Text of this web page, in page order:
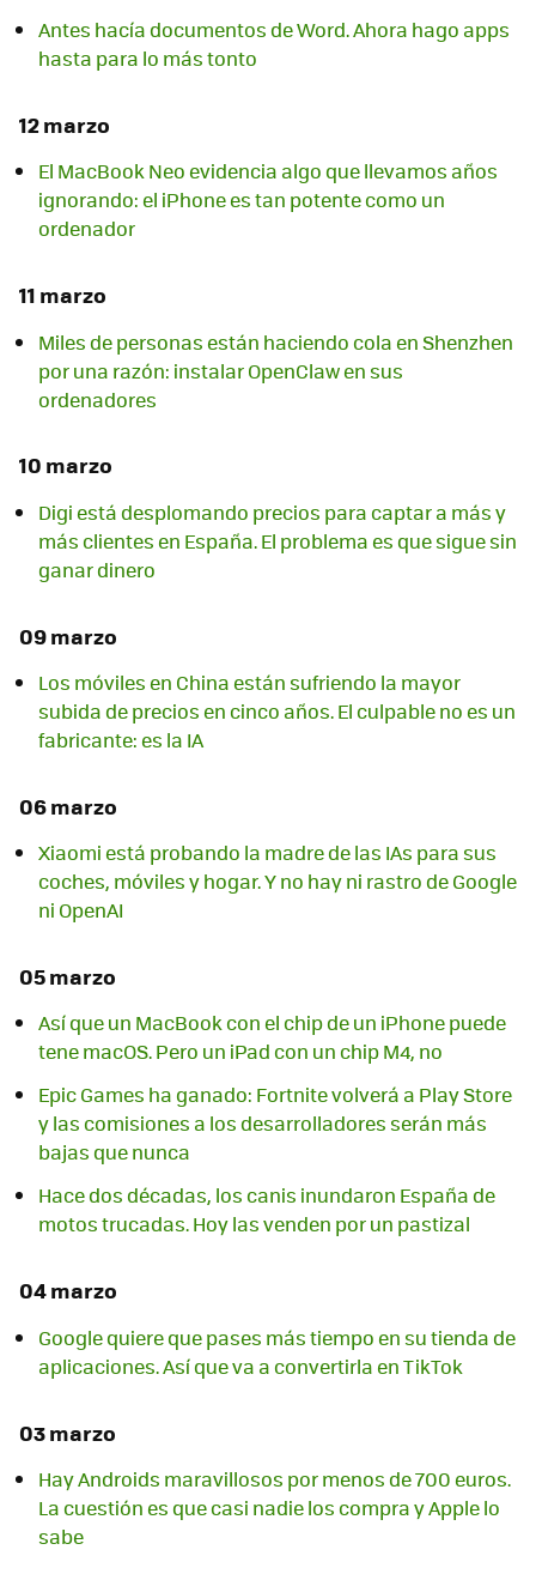
Antes hacía documentos de Word. Ahora hago apps
hasta para lo más tonto
12 marzo
El MacBook Neo evidencia algo que llevamos años
ignorando: el iPhone es tan potente como un
ordenador
11 marzo
Miles de personas están haciendo cola en Shenzhen
por una razón: instalar OpenClaw en sus
ordenadores
10 marzo
Digi está desplomando precios para captar a más y
más clientes en España. El problema es que sigue sin
ganar dinero
09 marzo
Los móviles en China están sufriendo la mayor
subida de precios en cinco años. El culpable no es un
fabricante: es la IA
06 marzo
Xiaomi está probando la madre de las IAs para sus
coches, móviles y hogar. Y no hay ni rastro de Google
ni OpenAI
05 marzo
Así que un MacBook con el chip de un iPhone puede
tene macOS. Pero un iPad con un chip M4, no
Epic Games ha ganado: Fortnite volverá a Play Store
y las comisiones a los desarrolladores serán más
bajas que nunca
Hace dos décadas, los canis inundaron España de
motos trucadas. Hoy las venden por un pastizal
04 marzo
Google quiere que pases más tiempo en su tienda de
aplicaciones. Así que va a convertirla en TikTok
03 marzo
Hay Androids maravillosos por menos de 700 euros.
La cuestión es que casi nadie los compra y Apple lo
sabe